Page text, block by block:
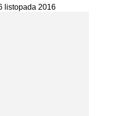
listopada 2016